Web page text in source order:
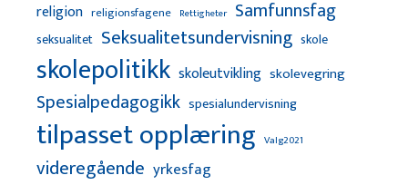
religion religionsfagene Rettigheter Samfunnsfag
seksualitet Seksualitetsundervisning skole
skolepolitikk skoleutvikling skolevegring
Spesialpedagogikk spesialundervisning
tilpasset opplæring Valg2021
videregående yrkesfag